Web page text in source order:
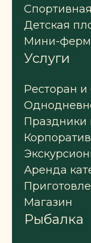
Детская
Мини-
Услуги
Ресторан и
Праздники
Аренда
Магазин
Рыбалка